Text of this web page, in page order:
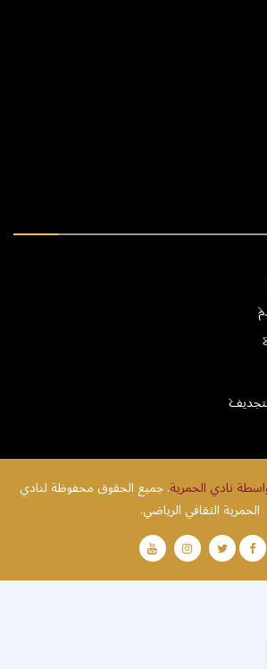
نادي الحمرية. جميع الحقوق محفوظة لنادي
الحمرية الثقافي الرياضي.